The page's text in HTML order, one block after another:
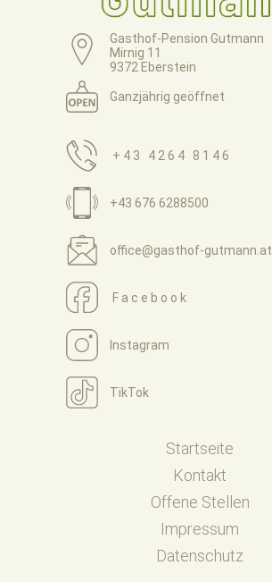
Gasthof-Pension Gutmann
Mirnig 11
9372 Eberstein
Ganzjährig geöffnet
+43 4264 8146
+43 676 6288500
office@gasthof-gutmann.at
Facebook
Instagram
TikTok
Startseite
Kontakt
Offene Stellen
Impressum
Datenschutz